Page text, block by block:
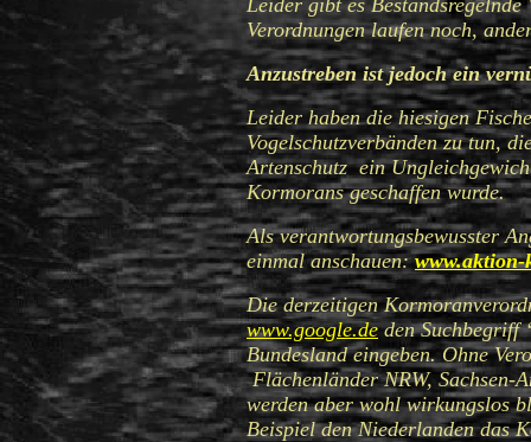
Leider gibt es
Verordnungen laufen noch,
Anzustreben ist jedoch ein
Leider haben die hiesigen
Vogelschutzverbänden zu tun,
Artenschutz ein
Kormorans geschaffen wurde.
Als verantwortungsbewusster
einmal anschauen:
Die derzeitigen
www.google.de den Suchbegriff
Bundesland eingeben. Ohne
Flächenländer NRW, Sachsen-
werden aber wohl wirkungslos
Beispiel den Niederlanden das